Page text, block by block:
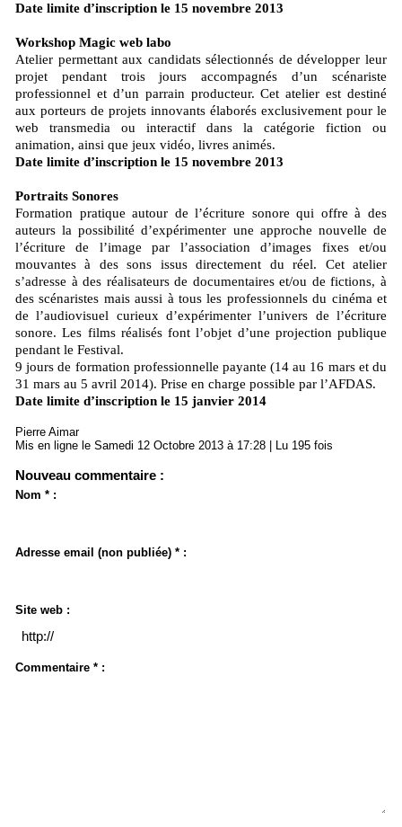
Date limite d’inscription le 15 novembre 2013
Workshop Magic web labo
Atelier permettant aux candidats sélectionnés de développer leur
projet pendant trois jours accompagnés d’un scénariste
professionnel et d’un parrain producteur. Cet atelier est destiné
aux porteurs de projets innovants élaborés exclusivement pour le
web transmedia ou interactif dans la catégorie fiction ou
animation, ainsi que jeux vidéo, livres animés.
Date limite d’inscription le 15 novembre 2013
Portraits Sonores
Formation pratique autour de l’écriture sonore qui offre à des
auteurs la possibilité d’expérimenter une approche nouvelle de
l’écriture de l’image par l’association d’images fixes et/ou
mouvantes à des sons issus directement du réel. Cet atelier
s’adresse à des réalisateurs de documentaires et/ou de fictions, à
des scénaristes mais aussi à tous les professionnels du cinéma et
de l’audiovisuel curieux d’expérimenter l’univers de l’écriture
sonore. Les films réalisés font l’objet d’une projection publique
pendant le Festival.
9 jours de formation professionnelle payante (14 au 16 mars et du
31 mars au 5 avril 2014). Prise en charge possible par l’AFDAS.
Date limite d’inscription le 15 janvier 2014
Pierre Aimar
Mis en ligne le Samedi 12 Octobre 2013 à 17:28 | Lu 195 fois
Nouveau commentaire :
Nom * :
Adresse email (non publiée) * :
Site web :
Commentaire * :